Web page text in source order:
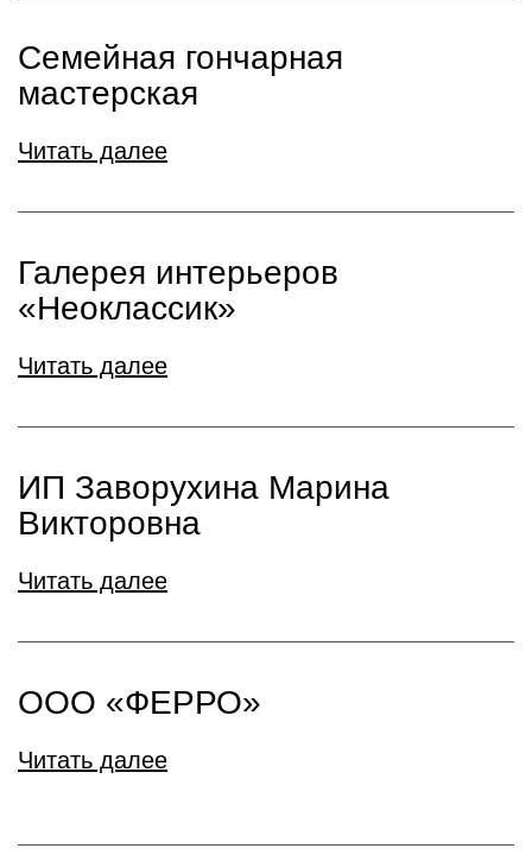
Семейная гончарная
мастерская
Читать далее
Галерея интерьеров
«Неоклассик»
Читать далее
ИП Заворухина Марина
Викторовна
Читать далее
ООО «ФЕРРО»
Читать далее